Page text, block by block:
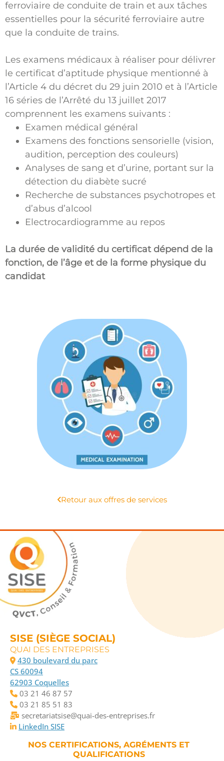
ferroviaire de conduite de train et aux tâches
essentielles pour la sécurité ferroviaire autre
que la conduite de trains.
Les examens médicaux à réaliser pour délivrer
le certificat d’aptitude physique mentionné à
l’Article 4 du décret du 29 juin 2010 et à l’Article
16 séries de l’Arrêté du 13 juillet 2017
comprennent les examens suivants :
Examen médical général
Examens des fonctions sensorielle (vision,
audition, perception des couleurs)
Analyses de sang et d’urine, portant sur la
détection du diabète sucré
Recherche de substances psychotropes et
d’abus d’alcool
Electrocardiogramme au repos
La durée de validité du certificat dépend de la
fonction, de l’âge et de la forme physique du
candidat
Retour aux offres de services
SISE (SIÈGE SOCIAL)
QUAI DES ENTREPRISES
430 boulevard du parc
CS 60094
62903 Coquelles
03 21 46 87 57
03 21 85 51 83
secretariatsise@quai-des-entreprises.fr
LinkedIn SISE
NOS CERTIFICATIONS, AGRÉMENTS ET
QUALIFICATIONS